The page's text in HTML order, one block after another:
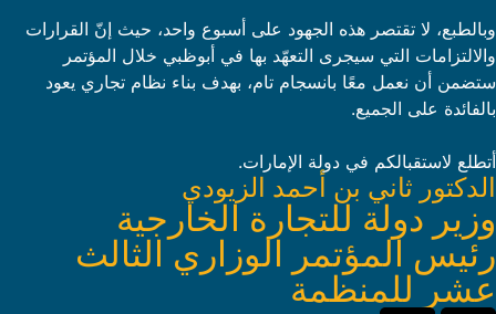
وبالطبع، لا تقتصر هذه الجهود على أسبوع واحد، حيث إنّ القرارات
والالتزامات التي سيجرى التعهّد بها في أبوظبي خلال المؤتمر
ستضمن أن نعمل معًا بانسجام تام، بهدف بناء نظام تجاري يعود
بالفائدة على الجميع.
أتطلع لاستقبالكم في دولة الإمارات.
الدكتور ثاني بن أحمد الزيودي
وزير دولة للتجارة الخارجية
رئيس المؤتمر الوزاري الثالث
عشر للمنظمة